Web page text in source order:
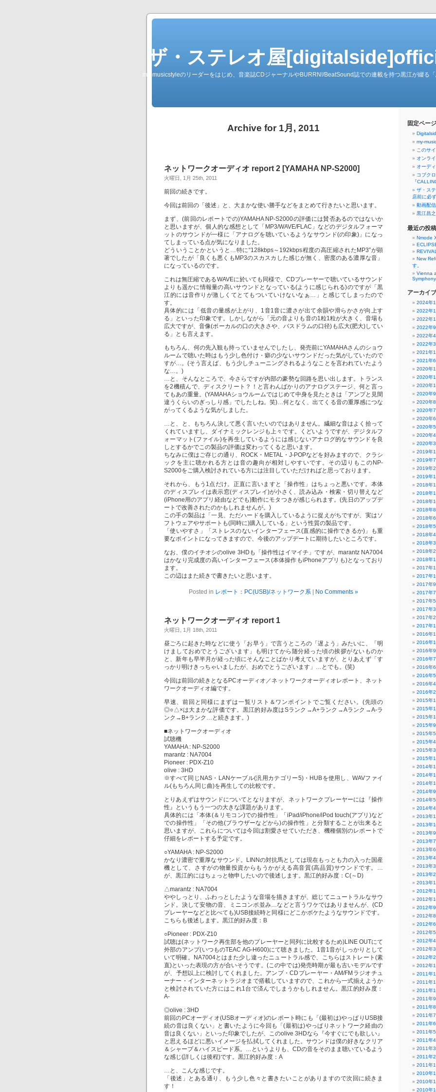
ザ・ステレオ屋
my-musicstyleのリーダーをはじめ、音楽誌CDジャーナルやBURRN!/BeatSound誌での連載を持つ黒江が綴る「
Archive for 1月, 2011
ネットワークオーディオ report 2 [YAMAHA NP-S2000]
火曜日, 1月 25th, 2011
前回の続きです。
今回は前回の「後述」と、大まかな使い勝手などをまとめて行きたいと思います。
まず、(前回のレポートでの)YAMAHA NP-S2000の評価には賛否あるのではないか
と思いますが、個人的な感想として「MP3/WAVE/FLAC」などのデジタルフォーマ
ットのサウンドが一様に「アナログを聴いているようなサウンド(の印象)」になっ
てしまっている点が気になりました。
どういうことかというと…特に“128kbps～192kbps程度の高圧縮されたMP3”が顕
著でしたが「良くも悪くもMP3のスカスカした感じが無く、密度のある濃厚な音」
になっているのです。
これは無圧縮であるWAVEに於いても同様で、CDプレーヤーで聴いているサウンド
よりも遥かに情報量の高いサウンドとなっている(ように感じられる)のですが「黒
江的には音作りが激しくてとてもついていけないなぁ…」と感じてしまったので
す。
具体的には「低音の量感が上がり、1音1音に濃さが出て余韻や滑らかさが向上す
る」といった印象です。しかしながら「元の音よりも音の1粒1粒が大きく、音場も
広大ですが、音像(ボーカルの口の大きさや、バスドラムの口径)も広大(肥大)してい
る」とも言えます。
もちろん、何の先入観も持っていませんでしたし、発売前にYAMAHAさんのショウ
ルームで聴いた時はもう少し色付け・癖の少ないサウンドだった気がしていたので
すが…。(そう言えば、もう少しチューニングされるようなことを言われていたよう
な…。)
…と、そんなところで、今さらですが内部の豪勢な回路を思い出します。トランス
を2機積んで、ディスクリート？！と言わんばかりのアナログステージ、何と言っ
てもあの重量。(YAMAHAショウルームではじめて中身を見たときは「アンプと見間
違うくらいのぎっしり感」でしたしね。笑)…何となく、出てくる音の重厚感につな
がってくるような気がしました。
…と、と、もちろん決して悪く言いたいのではありません。繊細な音はよく拾って
くれていますし、ダイナミックレンジも上々です。くどいようですが、デジタルフ
ォーマット(ファイル)を再生しているようには感じないアナログ的なサウンドを良
しとするかでこの製品の評価は変わってくると思います。
ちなみに僕はご存じの通り、ROCK・METAL・J-POPなどを好みますので、クラシ
ックを主に聴かれる方とは音の趣向が相対しやすいです。その辺りもこのNP-
S2000をご購入検討されている方には注目していただければと思っております。
それから、もう1点だけ。正直に言いますと「操作性」はちょっと悪いです。本体
のディスプレイは表示窓(ディスプレイ)が小さく、読み込み・検索・切り替えなど
(iPhone用のアプリ経由などでも)動作にモタつきが感じられます。(先日のアップデ
ートで改善されたのかもしれませんが。)
この手の製品は「一見、ただハードを購入しているように捉えがちですが、実はソ
フトウェアやサポートも(同時に)購入している」という性質の製品です。
「使いやすさ」「ストレスのないインターフェース(直感的に操作できるか)」も重
要なポイントになってきますので、今後のアップデートに期待したいところです。
なお、僕のイチオシのolive 3HDも「操作性はイマイチ」ですが、marantz NA7004
はかなり完成度の高いインターフェース(本体操作もiPhoneアプリも)となっており
ます。
この辺はまた続きで書きたいと思います。
Posted in レポート：PC(USB)/ネットワーク系 No Comments »
ネットワークオーディオ report 1
火曜日, 1月 18th, 2011
昼ごろに起きた時などに使う「お早う」で言うところの「遅よう」みたいに、「明
けましておめでとうございます」も明けてから随分経った頃の挨拶がないものか
と、新年も早半月が経った頃にそんなことばかり考えていますが、とりあえず「す
っかり明けきっちゃいましたが、おめでとうございます」…とでも。(笑)
今回は前回の続きとなるPCオーディオ／ネットワークオーディオレポート、ネット
ワークオーディオ編です。
早速、前回と同様にまずは一覧リスト＆ワンポイントでご覧ください。(先頭の
◎○△×は大まかな評価です。黒江的好み度はSランク→A+ランク→Aランク→A-ラ
ンク→B+ランク…と続きます。)
■ネットワークオーディオ
試聴機
YAMAHA : NP-S2000
marantz : NA7004
Pioneer : PDX-Z10
olive : 3HD
※すべて同じNAS・LANケーブル(汎用カテゴリー5)・HUBを使用し、WAVファイ
ル(もちろん同じ曲)を再生しての比較です。
とりあえずはサウンドについてとなりますが、ネットワークプレーヤーには『操作
性』というもう一つの大きな課題があります。
具体的には「本体(＆リモコン)での操作性」「iPad/iPhone/iPod touch(アプリ)など
での操作性」「その他(ブラウザーなどから)の操作性」と分類することが出来ると
思いますが、これらについては今回は割愛させていただき、機種個別のレポートで
仔細をレポートする予定です。
○YAMAHA : NP-S2000
かなり濃密で重厚なサウンド。LINNの対抗馬としては現在もっとも力の入った国産
機として、さすがの物量投資からもうかがえる高音質(高品質)サウンドです。…
が、黒江的にはちょっと物申したいので後述します。黒江的好み度：C(～D)
△marantz : NA7004
ややしっとり、ふわっとしたような音場を描きますが、総じてニュートラルなサウ
ンド。決して安物の音、ミニコンポ並み…などと言うワケではありませんが、(CD
プレーヤーなどと比べても)USB接続時と同様にどこかボケたようなサウンドです。
こちらも後述します。黒江的好み度：B
○Pioneer : PDX-Z10
試聴は(ネットワーク再生部を他のプレーヤーと同列に比較するため)LINE OUTにて
外部のアンプ(いつものTEAC AG-H600)にて聴きました。1音1音がしっかりとして
いて明確。NA7004とはまた少し違ったニュートラル感で、こちらはストレート(素
直)といった表現の方が合いそうです。(この中では)発売時期が最も古いモデルです
が、予想以上に検討してくれました。アンプ・CDプレーヤー・AM/FMラジオチュ
ーナー・インターネットラジオまで搭載していますので、これから一式揃えようか
と検討されていた方にはこれ1台で済んでしまうかもしれません。黒江的好み度：
A-
◎olive : 3HD
前回のPCオーディオ(USBオーディオ)のレポート時にも「(最初は)やっぱりUSB接
続の音は良くない」と書いたように今回も「(最初は)やっぱりネットワーク経由の
音は良くない」といった印象でしたが、このolive 3HDなら『今すぐにでも欲しい』
と思えるほどに悪いイメージを払拭してくれました。サウンドは僕の好きなクリア
＆シャープ＆ハイスピード系。…というよりも、CDの音をそのまま聴いているよう
な感じ(詳しくは後程)です。黒江的好み度：A
…と、こんな感じです。
「後述」とある通り、もう少し色々と書きたいことがありますので次回に続きま
す！
固定ページ
my-
このサ
オンラ
オーデ
コブク
『
ザ・ス
店前に必
動画配
黒江昌
最近の投稿
Nmode
New
す。
Vienna
アーカイブ
2024年
2022年
2022年
2022年9
2022年4
2022年3
2021年
2021年6
2020年
2020年
2020年
2020年9
2020年8
2020年7
2020年6
2020年5
2020年4
2020年3
2019年
2019年7
2019年2
2019年1
2018年
2018年
2018年
2018年8
2018年6
2018年5
2018年4
2018年3
2018年2
2018年1
2017年
2017年
2017年9
2017年7
2017年5
2017年3
2017年2
2017年1
2016年
2016年
2016年9
2016年7
2016年6
2016年5
2016年4
2016年2
2015年
2015年
2015年
2015年9
2015年5
2015年4
2015年3
2015年1
2014年
2014年
2014年
2014年9
2014年5
2014年4
2013年
2013年
2013年9
2013年7
2013年6
2013年4
2013年3
2013年2
2013年1
2012年
2012年
2012年9
2012年8
2012年6
2012年5
2012年4
2012年3
2012年2
2012年1
2011年
2011年
2011年
2011年9
2011年8
2011年7
2011年6
2011年5
2011年4
2011年3
2011年2
2011年1
2010年
2010年
2010年